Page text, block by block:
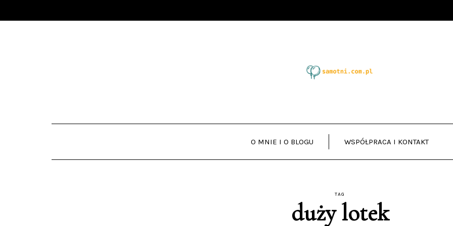
O MNIE I O BLOGU WSPÓŁPRACA I KONTAKT
TAG
duży lotek